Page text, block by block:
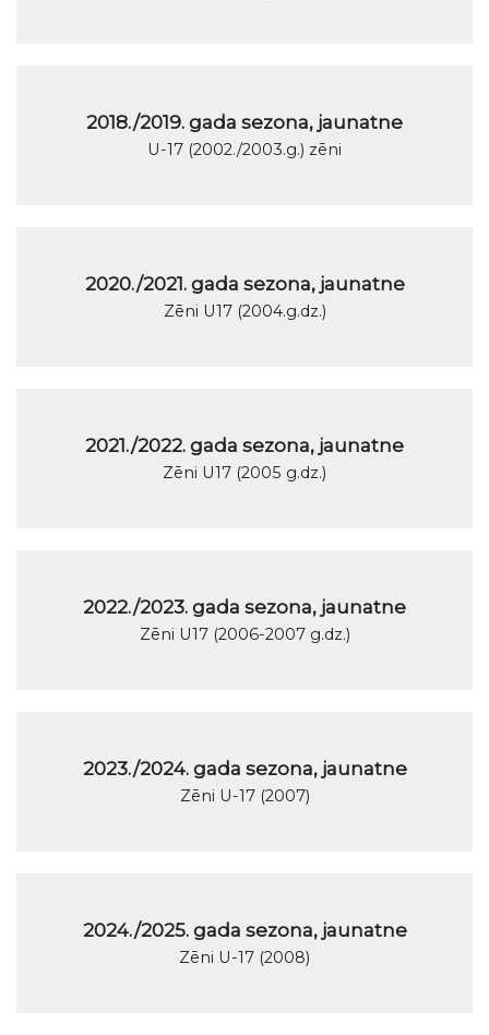
2018./2019. gada sezona, jaunatne
U-17 (2002./2003.g.) zēni
2020./2021. gada sezona, jaunatne
Zēni U17 (2004.g.dz.)
2021./2022. gada sezona, jaunatne
Zēni U17 (2005 g.dz.)
2022./2023. gada sezona, jaunatne
Zēni U17 (2006-2007 g.dz.)
2023./2024. gada sezona, jaunatne
Zēni U-17 (2007)
2024./2025. gada sezona, jaunatne
Zēni U-17 (2008)